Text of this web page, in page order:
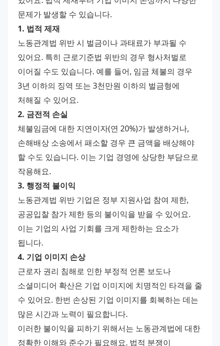
문제가 발생할 수 있습니다.
1. 법적 제재
노동관계법 위반 시 벌금이나 과태료가 부과될 수
있어요. 특히 근로기준법 위반의 경우 형사처벌로
이어질 수도 있습니다. 예를 들어, 임금 체불의 경우
3년 이하의 징역 또는 3천만원 이하의 벌금형에
처해질 수 있어요.
2. 금전적 손실
체불임금에 대한 지연이자(연 20%)가 발생하거나,
손해배상 소송에서 패소할 경우 큰 금액을 배상해야
할 수도 있습니다. 이는 기업 경영에 상당한 부담으로
작용해요.
3. 행정적 불이익
노동관계법 위반 기업은 정부 지원사업 참여 제한,
공공입찰 참가 제한 등의 불이익을 받을 수 있어요.
이는 기업의 사업 기회를 크게 제한하는 요소가
됩니다.
4. 기업 이미지 손상
근로자 권리 침해로 인한 부정적 언론 보도나
소셜미디어 확산은 기업 이미지에 치명적인 타격을 줄
수 있어요. 한번 손상된 기업 이미지를 회복하는 데는
많은 시간과 노력이 필요합니다.
이러한 불이익을 피하기 위해서는 노동관계법에 대한
정확한 이해와 준수가 필요해요. 법적 분쟁이